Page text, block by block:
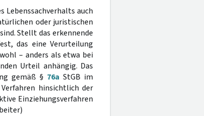
Lebenssachverhalts auch
oder juristischen
Stellt das erkennende
das eine Verurteilung
– anders als etwa bei
Urteil anhängig. Das
gemäß § 76a StGB im
hinsichtlich der
Einziehungsverfahren